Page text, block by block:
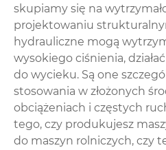
skupiamy się na
projektowaniu
hydrauliczne mogą
wysokiego ciśnienia,
do wycieku. Są one
stosowania w złożonych
obciążeniach i częstych
tego, czy produkujesz
do maszyn rolniczych, czy